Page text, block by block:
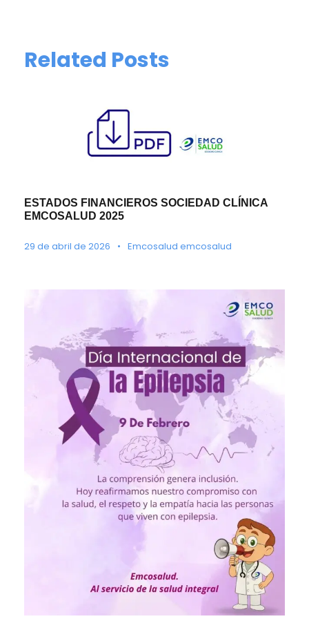
Related Posts
ESTADOS FINANCIEROS SOCIEDAD CLÍNICA
EMCOSALUD 2025
29 de abril de 2026 • Emcosalud emcosalud